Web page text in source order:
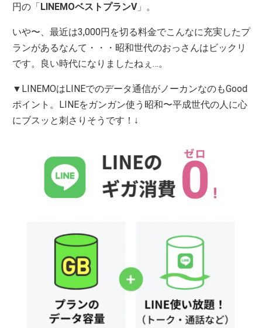
円の「LINEMOベストプランV」。
いや〜、最近は3,000円を切る料金でこんなに充実したプ
ランがあるなんて・・・昭和世代のおっさんはビックリ
です。良い時代になりましたねぇ…。
▼LINEMOはLINEでのデータ通信がノーカンなのもGood
ポイント。LINEをガンガン使う昭和〜平成世代の人に心
にブスッと刺さりそうです！↓